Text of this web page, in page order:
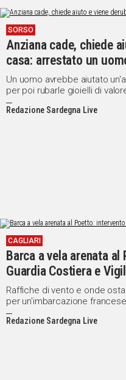
SORSO
Anziana cade, chiede
casa: arrestato un
Un uomo avrebbe aiutato
per poi rubarle gioielli di
grazie alle telecamere di
Redazione Sardegna Live
CAGLIARI
Barca a vela arenata
Guardia Costiera e
Raffiche di vento e onde
per un'imbarcazione
Costiera e Vigili del Fuoco in
Redazione Sardegna Live